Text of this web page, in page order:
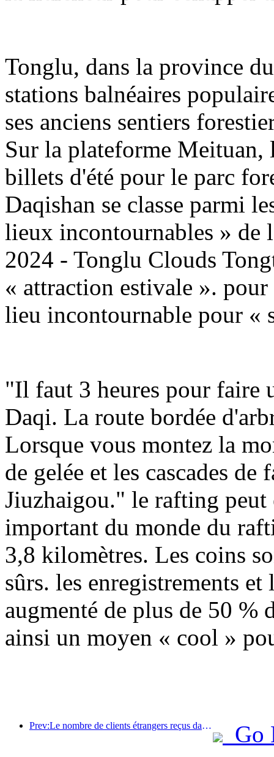
Tonglu, dans la province
stations balnéaires
ses anciens sentiers
Sur la plateforme Meituan,
billets d'été pour le parc
Daqishan se classe parmi
lieux incontournables » de
2024 - Tonglu Clouds
« attraction estivale ».
lieu incontournable pour «
"Il faut 3 heures pour faire
Daqi. La route bordée
Lorsque vous montez la
de gelée et les cascades de
Jiuzhaigou." le rafting peut
important du monde du
3,8 kilomètres. Les coins
sûrs. les enregistrements
augmenté de plus de 50 %
ainsi un moyen « cool »
Prev:Le nombre de clients étrangers reçus dans les hôtels du continent de China Travel Service Hotels au premier semestre a augmenté de 67 % sur un an.
Go